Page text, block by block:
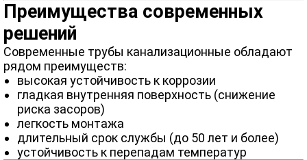
Преимущества современных
решений
Современные трубы канализационные обладают
рядом преимуществ:
высокая устойчивость к коррозии
гладкая внутренняя поверхность (снижение
риска засоров)
легкость монтажа
длительный срок службы (до 50 лет и более)
устойчивость к перепадам температур